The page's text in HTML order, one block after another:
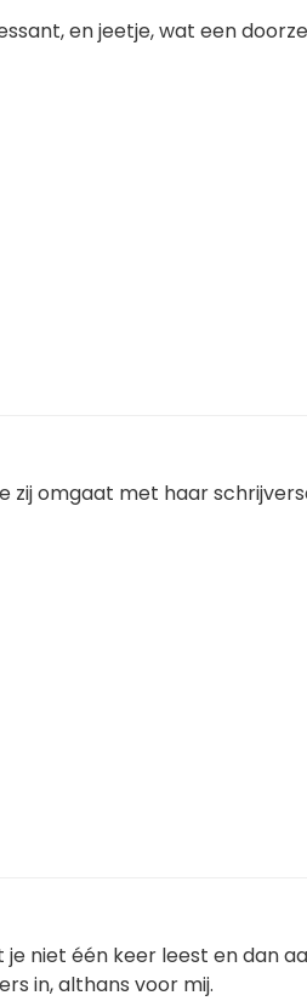
en jeetje, wat een
zij omgaat met haar
je niet één keer leest en dan
in, althans voor mij.